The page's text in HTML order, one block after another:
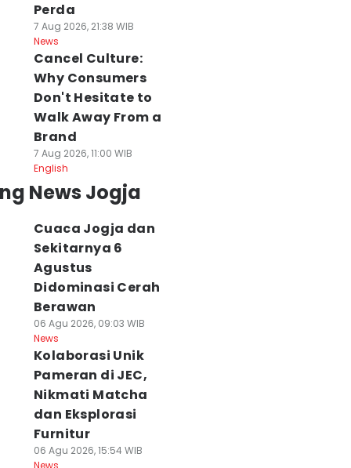
Perda
7 Aug 2026, 21:38 WIB
News
Cancel Culture:
Why Consumers
Don't Hesitate to
Walk Away From a
Brand
7 Aug 2026, 11:00 WIB
English
News Jogja
Cuaca Jogja dan
Sekitarnya 6
Agustus
Didominasi Cerah
Berawan
06 Agu 2026, 09:03 WIB
News
Kolaborasi Unik
Pameran di JEC,
Nikmati Matcha
dan Eksplorasi
Furnitur
06 Agu 2026, 15:54 WIB
News